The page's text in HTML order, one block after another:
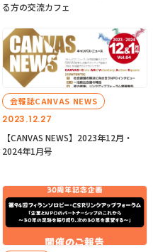
る方の交流カフェ
2023.12.27
会報誌CANVAS NEWS
【CANVAS NEWS】2023年12月・
2024年1月号